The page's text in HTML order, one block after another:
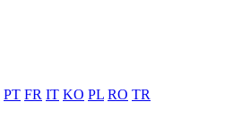
PT FR IT KO PL RO TR